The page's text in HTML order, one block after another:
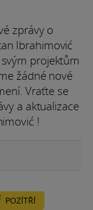
zprávy o
Ibrahimović
projektům
žádné nové
Vraťte se
a aktualizace
!
POZÍTŘÍ